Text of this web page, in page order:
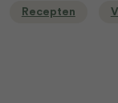
Recepten